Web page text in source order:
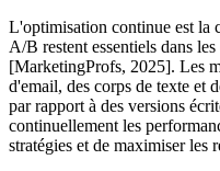
L'optimisation continue est la
A/B restent essentiels dans
[MarketingProfs, 2025]. Les
d'email, des corps de texte et
par rapport à des versions
continuellement les
stratégies et de maximiser les